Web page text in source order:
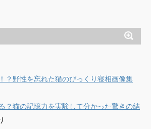
？野性を忘れた猫のびっくり寝相画像集
？猫の記憶力を実験して分かった驚きの結